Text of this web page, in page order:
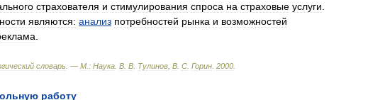
страхователя и стимулирования спроса на страховые услуги
являются: анализ потребностей рынка и возможностей
словарь . — М : Наука В В Тулинов В С Горин 2000
работу